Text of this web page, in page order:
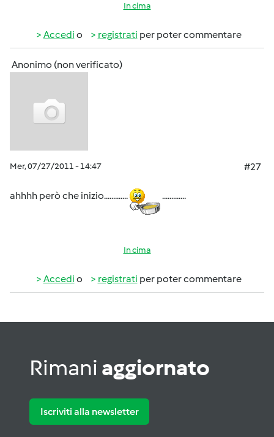
In cima
Accedi o registrati per poter commentare
Anonimo (non verificato)
Mer, 07/27/2011 - 14:47 #27
ahhhh però che inizio............. .............
In cima
Accedi o registrati per poter commentare
Rimani aggiornato
Iscriviti alla newsletter